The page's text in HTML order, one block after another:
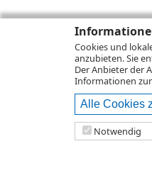
Cookies und
anzubieten. Sie
Der Anbieter der
Informationen
Alle Cookies
Notwendig